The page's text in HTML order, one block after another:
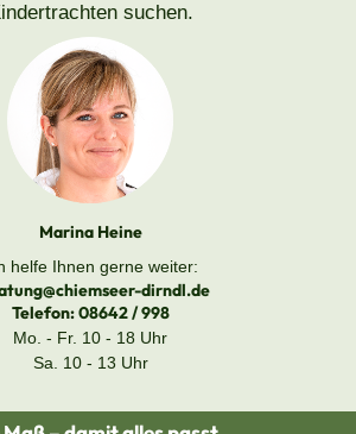
suchen.
Marina Heine
helfe Ihnen gerne weiter:
dirndl.de
Telefon:08642 / 998
Mo. - Fr. 10 - 18 Uhr
Sa. 10 - 13 Uhr